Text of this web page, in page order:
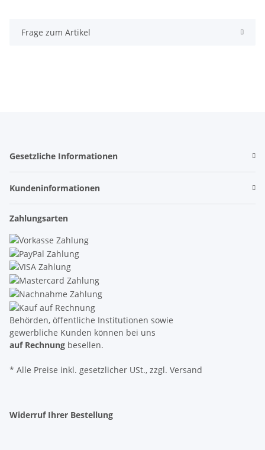
Frage zum Artikel
Gesetzliche Informationen
Kundeninformationen
Zahlungsarten
Behörden, öffentliche Institutionen sowie
gewerbliche Kunden können bei uns
auf Rechnung besellen.
* Alle Preise inkl. gesetzlicher USt., zzgl. Versand
Widerruf Ihrer Bestellung